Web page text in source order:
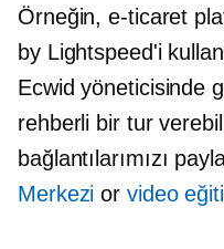
Örneğin, e-ticaret
by Lightspeed'i
Ecwid yöneticisinde
rehberli bir tur
bağlantılarımızı
Merkezi or video